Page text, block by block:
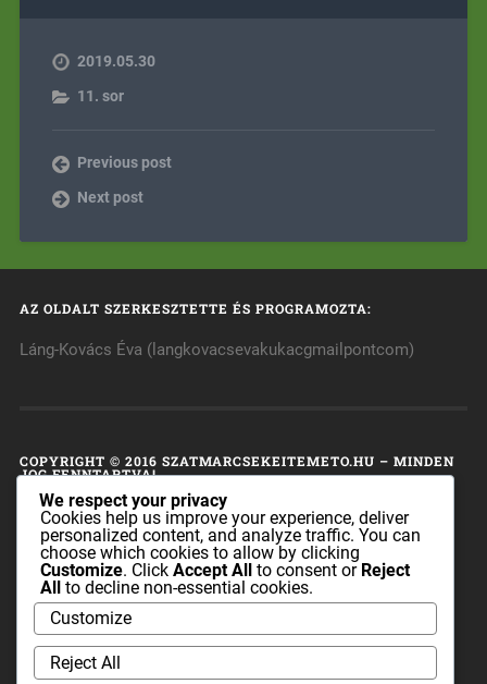
2019.05.30
11. sor
Previous post
Next post
AZ OLDALT SZERKESZTETTE ÉS PROGRAMOZTA:
Láng-Kovács Éva (langkovacsevakukacgmailpontcom)
COPYRIGHT © 2016 SZATMARCSEKEITEMETO.HU – MINDEN
JOG FENNTARTVA!
A honlap tulajdonosa fenntart minden, a honlap bármely
részének bármilyen módszerrel, technikával történő
másolásával és terjesztésével kapcsolatos jogot.
A honlapon található információk sem az egész, sem pedig
részei nem publikálhatók és nem terjeszthetők a
szatmarcsekeitemeto.hu tulajdonosának előzetes írásos
engedélye nélkül.
We respect your privacy
Cookies help us improve your experience, deliver
personalized content, and analyze traffic. You can
choose which cookies to allow by clicking
Customize. Click Accept All to consent or Reject
All to decline non-essential cookies.
Customize
Reject All